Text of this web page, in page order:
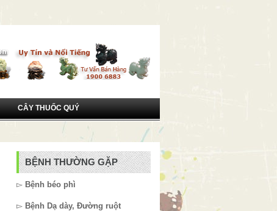
CÂY THUỐC QUÝ
BỆNH THƯỜNG GẶP
▻ Bệnh béo phì
▻ Bệnh Dạ dày, Đường ruột